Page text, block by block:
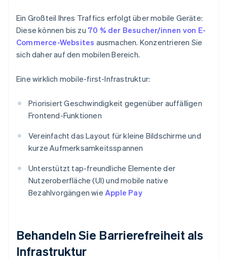
Ein Großteil Ihres Traffics erfolgt über mobile Geräte:
Diese können bis zu 70 % der Besucher/innen von E-
Commerce-Websites ausmachen. Konzentrieren Sie
sich daher auf den mobilen Bereich.
Eine wirklich mobile-first-Infrastruktur:
Priorisiert Geschwindigkeit gegenüber auffälligen
Frontend-Funktionen
Vereinfacht das Layout für kleine Bildschirme und
kurze Aufmerksamkeitsspannen
Unterstützt tap-freundliche Elemente der
Nutzeroberfläche (UI) und mobile native
Bezahlvorgängen wie Apple Pay
Behandeln Sie Barrierefreiheit als
Infrastruktur